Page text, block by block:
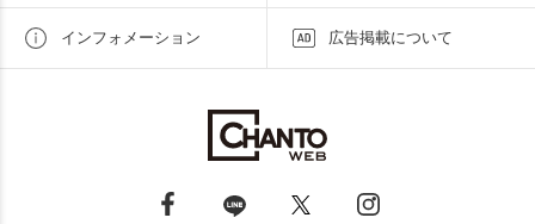
インフォメーション 広告掲載について